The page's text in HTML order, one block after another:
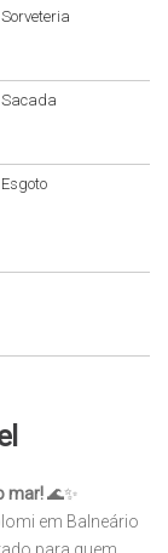
Sorveteria
Sacada
Esgoto
mar!🌊✨
em Balneário